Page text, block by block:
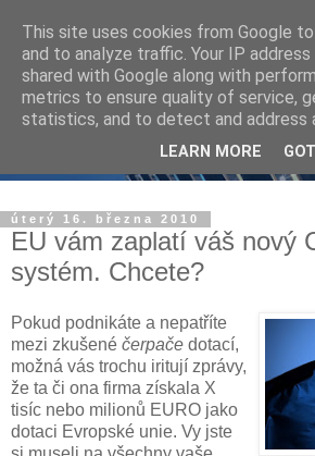
úterý 16. března 2010
EU vám zaplatí váš nový
systém. Chcete?
Pokud podnikáte a nepatříte
mezi zkušené čerpače dotací,
možná vás trochu iritují zprávy,
že ta či ona firma získala X
tisíc nebo milionů EURO jako
dotaci Evropské unie. Vy jste
This site uses cookies from Google
and to analyze traffic. Your IP
shared with Google along with
metrics to ensure quality of service,
statistics, and to detect and address
LEARN MORE